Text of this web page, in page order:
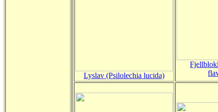
Lyslav (Psilolechia lucida)